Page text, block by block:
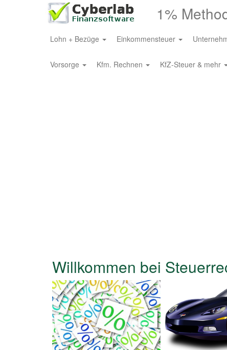
1%
Lohn + Bezüge Einkommensteuer
Vorsorge Kfm. Rechnen KfZ-Steuer & mehr
Willkommen bei